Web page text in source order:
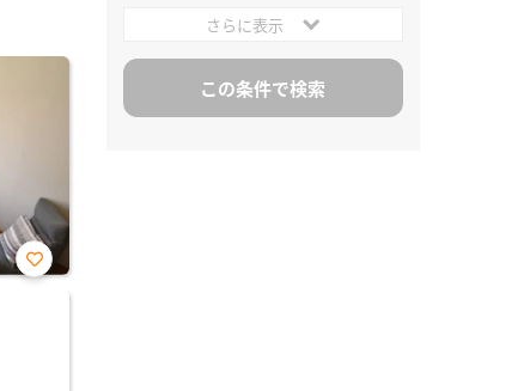
お気
さらに表示